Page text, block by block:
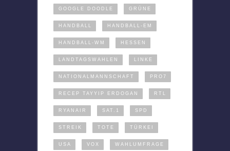
GOOGLE DOODLE GRÜNE
HANDBALL HANDBALL-EM
HANDBALL-WM HESSEN
LANDTAGSWAHLEN LINKE
NATIONALMANNSCHAFT PRO7
RECEP TAYYIP ERDOGAN RTL
RYANAIR SAT.1 SPD
STREIK TOTE TÜRKEI
USA VOX WAHLUMFRAGE